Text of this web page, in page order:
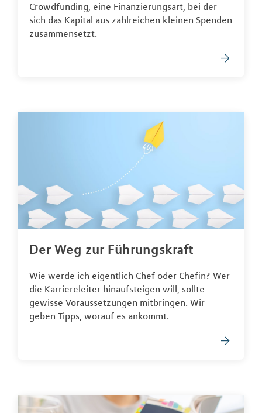
Crowdfunding, eine Finanzierungsart, bei der
sich das Kapital aus zahlreichen kleinen Spenden
zusammensetzt.
Der Weg zur Führungskraft
Wie werde ich eigentlich Chef oder Chefin? Wer
die Karriereleiter hinaufsteigen will, sollte
gewisse Voraussetzungen mitbringen. Wir
geben Tipps, worauf es ankommt.